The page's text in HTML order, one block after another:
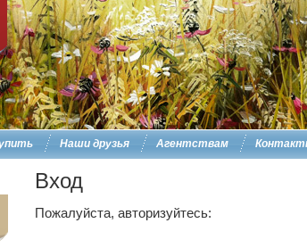
Наши друзья Агентствам
Вход
Пожалуйста, авторизуйтесь: